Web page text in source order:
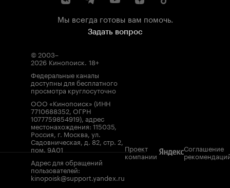
Мы всегда готовы вам помочь.
Задать вопрос
© 2003–
2026 Кинопоиск. 18+
Федеральные каналы
доступны для бесплатного
просмотра круглосуточно
ООО «Кинопоиск» (ИНН
7710688352, ОГРН
1077759854919), адрес
местонахождения: 115035,
Россия, г. Москва, ул.
Садовническая, д. 82, стр. 2,
пом. 9А01
Адрес для обращений
пользователей:
kinopoisk@support.yandex.ru
Проект
компании
Соглашение